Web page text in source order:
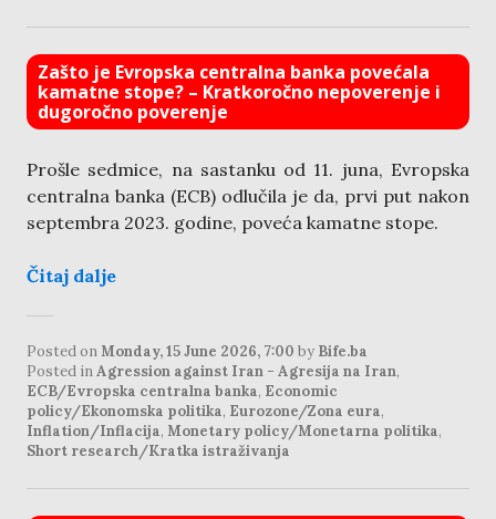
Zašto je Evropska centralna banka povećala
kamatne stope? – Kratkoročno nepoverenje i
dugoročno poverenje
Prošle sedmice, na sastanku od 11. juna, Evropska
centralna banka (ECB) odlučila je da, prvi put nakon
septembra 2023. godine, poveća kamatne stope.
Čitaj dalje
Posted on Monday, 15 June 2026, 7:00 by Bife.ba
Posted inAgression against Iran - Agresija na Iran,
ECB/Evropska centralna banka, Economic
policy/Ekonomska politika, Eurozone/Zona eura,
Inflation/Inflacija, Monetary policy/Monetarna politika,
Short research/Kratka istraživanja